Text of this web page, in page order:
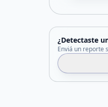
¿Detectaste
Enviá un reporte